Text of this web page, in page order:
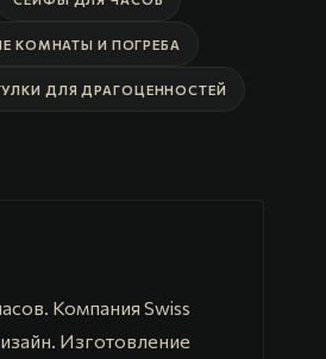
КОМНАТЫ И ПОГРЕБА
ДЛЯ ДРАГОЦЕННОСТЕЙ
Компания Swiss
Изготовление